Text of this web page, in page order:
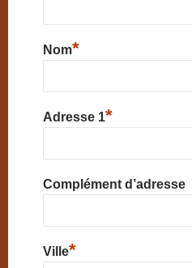
Nom*
Adresse 1*
Complément d’adresse
Ville*